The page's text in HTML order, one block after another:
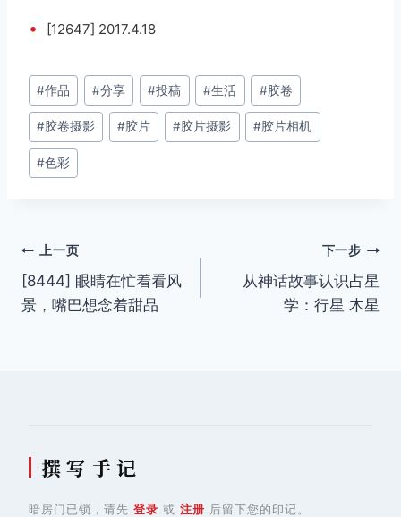
• [12647] 2017.4.18
文
章
标
签：
#作品 #分享 #投稿 #生活 #胶卷
#胶卷摄影 #胶片 #胶片摄影 #胶片相机
#色彩
文
章
上一页
[8444] 眼睛在忙着看风
景，嘴巴想念着甜品
下一步
从神话故事认识占星
学：行星 木星
撰 写 手 记
暗房门已锁，请先 登录 或 注册 后留下您的印记。